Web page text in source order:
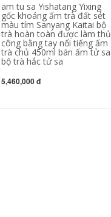
am tu sa Yishatang Yixing
gốc khoáng ấm trà đất sét
màu tím Sanyang Kaitai bộ
trà hoàn toàn được làm thủ
công bằng tay nổi tiếng ấm
trà chủ 450ml bán ấm tử sa
bộ trà hắc tử sa
5,460,000 đ